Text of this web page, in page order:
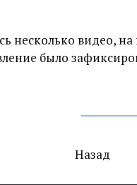
несколько видео,
было
Назад